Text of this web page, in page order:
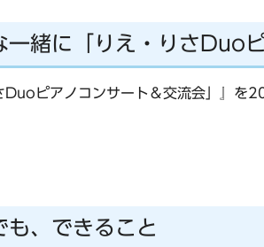
緒に「りえ・りさDuoピ
ピアノコンサート＆交流会」』を
、できること